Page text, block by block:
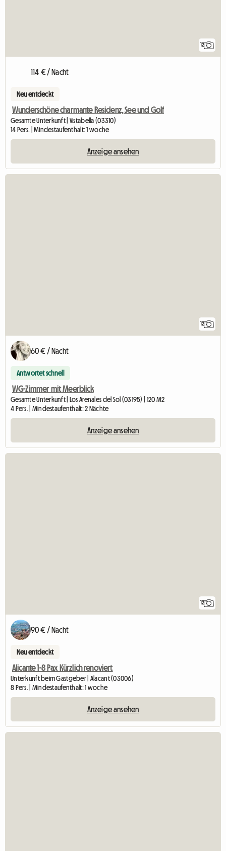
12
114 € / Nacht
Neu entdeckt
Wunderschöne charmante Residenz, See und Golf
Gesamte Unterkunft | Vistabella (03310)
14 Pers. | Mindestaufenthalt: 1 woche
Anzeige ansehen
12
60 € / Nacht
Antwortet schnell
WG-Zimmer mit Meerblick
Gesamte Unterkunft | Los Arenales del Sol (03195) | 120 M2
4 Pers. | Mindestaufenthalt: 2 Nächte
Anzeige ansehen
12
90 € / Nacht
Neu entdeckt
Alicante 1-8 Pax Kürzlich renoviert
Unterkunft beim Gastgeber | Alacant (03006)
8 Pers. | Mindestaufenthalt: 1 woche
Anzeige ansehen